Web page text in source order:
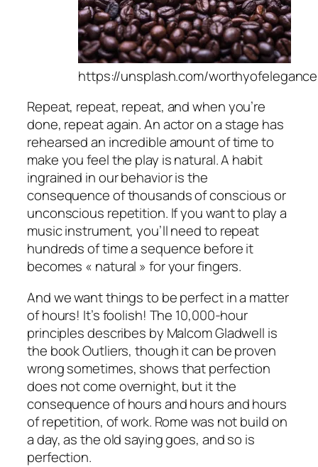
https://unsplash.com/worthyofelegance
Repeat, repeat, repeat, and when you’re
done, repeat again. An actor on a stage has
rehearsed an incredible amount of time to
make you feel the play is natural. A habit
ingrained in our behavior is the
consequence of thousands of conscious or
unconscious repetition. If you want to play a
music instrument, you’ll need to repeat
hundreds of time a sequence before it
becomes « natural » for your fingers.
And we want things to be perfect in a matter
of hours! It’s foolish! The 10,000-hour
principles describes by Malcom Gladwell is
the book Outliers, though it can be proven
wrong sometimes, shows that perfection
does not come overnight, but it the
consequence of hours and hours and hours
of repetition, of work. Rome was not build on
a day, as the old saying goes, and so is
perfection.